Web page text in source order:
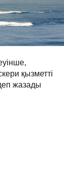
қызметті
жазады